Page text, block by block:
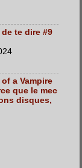
te dire #9
a Vampire
que le mec
disques,